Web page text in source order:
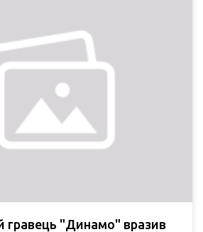
гравець "Динамо" вразив